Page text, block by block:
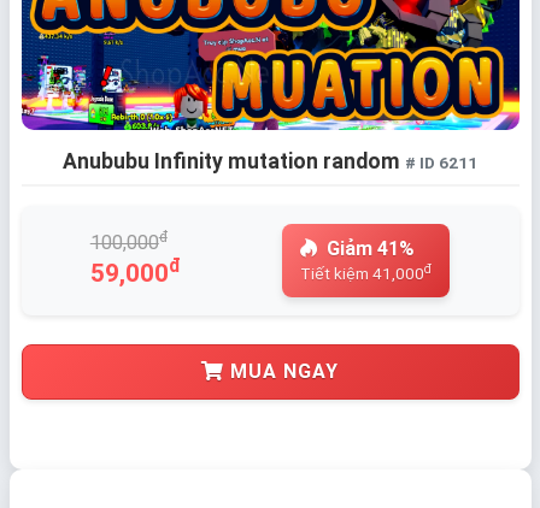
Anububu Infinity mutation random # ID 6211
100,000đ
59,000đ
Giảm 41%
Tiết kiệm 41,000đ
MUA NGAY